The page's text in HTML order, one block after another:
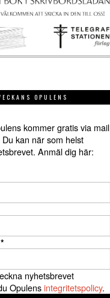
OPULENS
kommer gratis via mail
kan när som helst
Anmäl dig här:
*
nyhetsbrevet
Opulensintegritetspolicy.